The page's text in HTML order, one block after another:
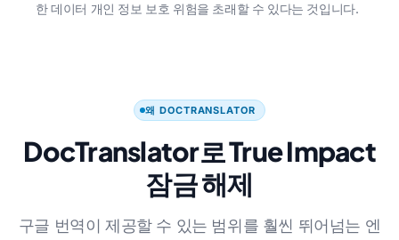
한 데이터 개인 정보 보호 위험을 초래할 수 있다는 것입니다.
왜 DOCTRANSLATOR
DocTranslator로 True Impact
잠금 해제
구글 번역이 제공할 수 있는 범위를 훨씬 뛰어넘는 엔